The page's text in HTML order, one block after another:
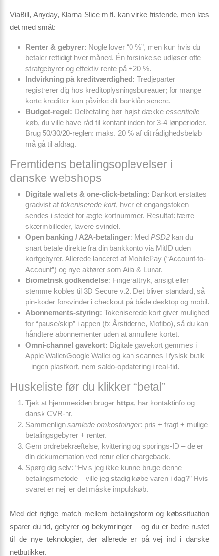
ViaBill, Anyday, Klarna Slice m.fl. kan virke fristende, men læs
det med småt:
Renter & gebyrer: Nogle lover “0 %”, men kun hvis du
betaler rettidigt hver måned. Én forsinkelse udløser ofte
strafgebyrer og effektiv rente på +20 %.
Indvirkning på kreditværdighed: Tredjeparter
registrerer dig hos kreditoplysningsbureauer; for mange
korte kreditter kan påvirke dit banklån senere.
Budget-regel: Delbetaling bør højst dække essentielle
køb, du ville have råd til kontant inden for 3-4 lønperioder.
Brug 50/30/20-reglen: maks. 20 % af dit rådighedsbeløb
må gå til afdrag.
Fremtidens betalings­oplevelser i
danske webshops
Digitale wallets & one-click-betaling: Dankort erstattes
gradvist af tokeniserede kort, hvor et engangstoken
sendes i stedet for ægte kortnummer. Resultat: færre
skærmbilleder, lavere svindel.
Open banking / A2A-betalinger: Med PSD2 kan du
snart betale direkte fra din bankkonto via MitID uden
kortgebyrer. Allerede lanceret af MobilePay (“Account-to-
Account”) og nye aktører som Aiia & Lunar.
Biometrisk godkendelse: Fingeraftryk, ansigt eller
stemme kobles til 3D Secure v.2. Det bliver standard, så
pin-koder forsvinder i checkout på både desktop og mobil.
Abonnements-styring: Tokeniserede kort giver mulighed
for “pause/skip” i appen (fx Årstiderne, Mofibo), så du kan
håndtere abonnementer uden at annullere kortet.
Omni-channel gavekort: Digitale gavekort gemmes i
Apple Wallet/Google Wallet og kan scannes i fysisk butik
– ingen plastkort, nem saldo-opdatering i real-tid.
Huskeliste før du klikker “betal”
Tjek at hjemmesiden bruger https, har kontaktinfo og
dansk CVR-nr.
Sammenlign samlede omkostninger: pris + fragt + mulige
betalingsgebyrer + renter.
Gem ordrebekræftelse, kvittering og sporings-ID – de er
din dokumentation ved retur eller chargeback.
Spørg dig selv: “Hvis jeg ikke kunne bruge denne
betalingsmetode – ville jeg stadig købe varen i dag?” Hvis
svaret er nej, er det måske impulskøb.
Med det rigtige match mellem betalingsform og købssituation
sparer du tid, gebyrer og bekymringer – og du er bedre rustet
til de nye teknologier, der allerede er på vej ind i danske
netbutikker.